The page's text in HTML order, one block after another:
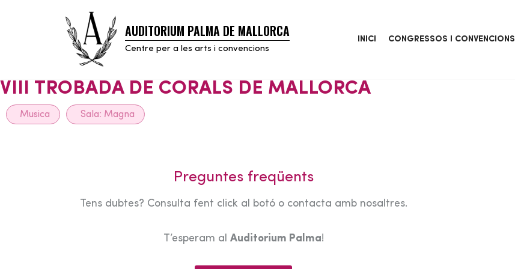
AUDITORIUM PALMA DE MALLORCA
Centre per a les arts i convencions
INICI CONGRESSOS I CONVENCIONS
VIII TROBADA DE CORALS DE MALLORCA
Musica Sala: Magna
Preguntes freqüents
Tens dubtes? Consulta fent click al botó o contacta amb nosaltres.
T’esperam al Auditorium Palma!